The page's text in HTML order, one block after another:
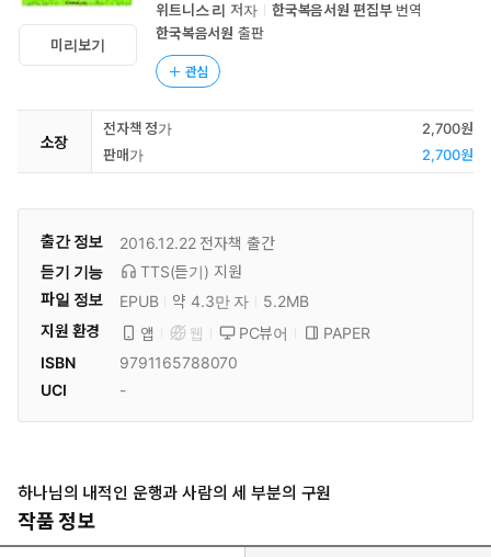
미리보기
위트니스 리 저자 한국복음서원 편집부번역
한국복음서원 출판
관심
소장
전자책 정가
2,700원
판매가
2,700원
출간 정보 2016.12.22 전자책 출간
듣기 기능
TTS(듣기) 지원
파일 정보
EPUB 약 4.3만 자
5.2MB
지원 환경
앱 웹 PC뷰어
PAPER
ISBN
9791165788070
UCI
-
하나님의 내적인 운행과 사람의 세 부분의 구원
작품 정보